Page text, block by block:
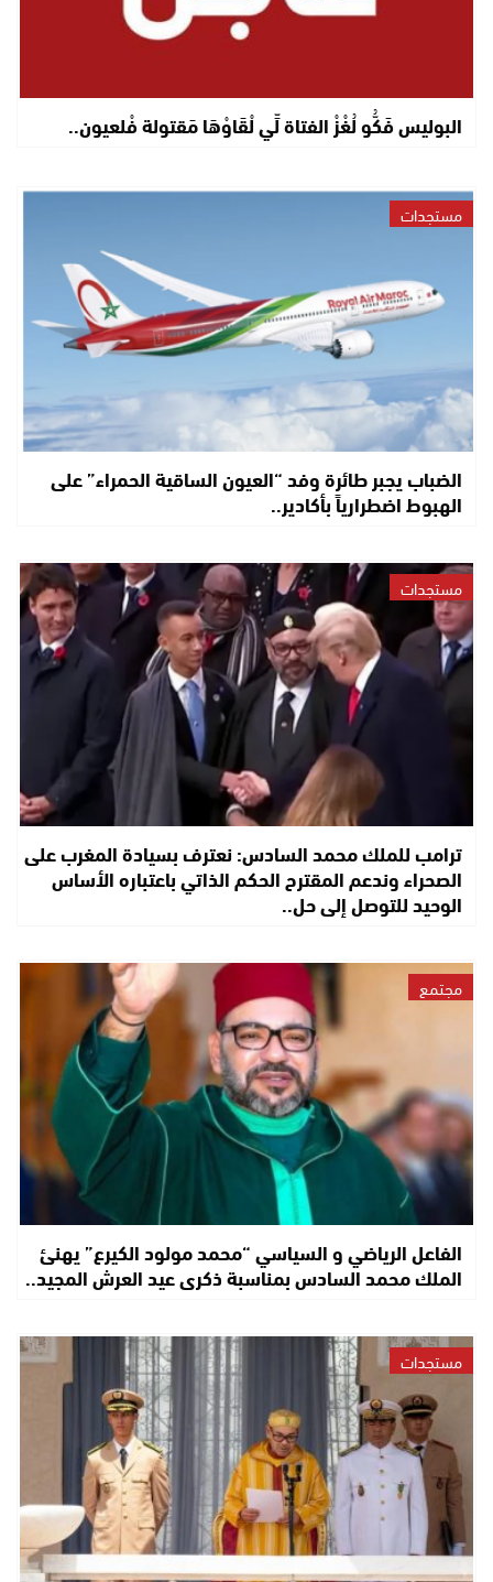
البوليس فَكُّو لُغْزْ الفتاة لِّي لْقَاوْهَا مَقتولة فْلعيون..
مستجدات
الضباب يجبر طائرة وفد “العيون الساقية الحمراء” على
الهبوط اضطرارياً بأكادير..
مستجدات
ترامب للملك محمد السادس: نعترف بسيادة المغرب على
الصحراء وندعم المقترح الحكم الذاتي باعتباره الأساس
الوحيد للتوصل إلى حل..
مجتمع
الفاعل الرياضي و السياسي “محمد مولود الكيرع” يهنئ
الملك محمد السادس بمناسبة ذكرى عيد العرش المجيد..
مستجدات